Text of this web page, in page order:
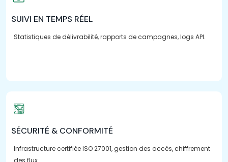
SUIVI EN TEMPS RÉEL
Statistiques de délivrabilité, rapports de campagnes, logs API.
SÉCURITÉ & CONFORMITÉ
Infrastructure certifiée ISO 27001, gestion des accès, chiffrement
des flux.